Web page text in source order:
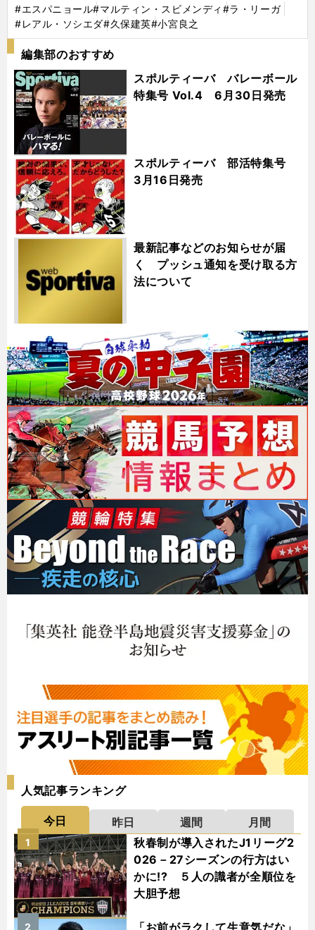
#エスパニョール#マルティン・スビメンディ #ラ・リーガ
#レアル・ソシエダ#久保建英#小宮良之
編集部のおすすめ
スポルティーバ バレーボール
特集号 Vol.4 6月30日発売
スポルティーバ 部活特集号
3月16日発売
最新記事などのお知らせが届
く プッシュ通知を受け取る方
法について
人気記事ランキング
今日 昨日 週間
月間
秋春制が導入されたJ1リーグ2
026－27シーズンの行方はい
かに!? ５人の識者が全順位を
大胆予想
1
2